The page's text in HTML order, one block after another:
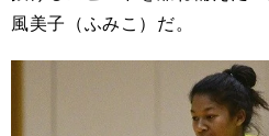
風美子（ふみこ）だ。